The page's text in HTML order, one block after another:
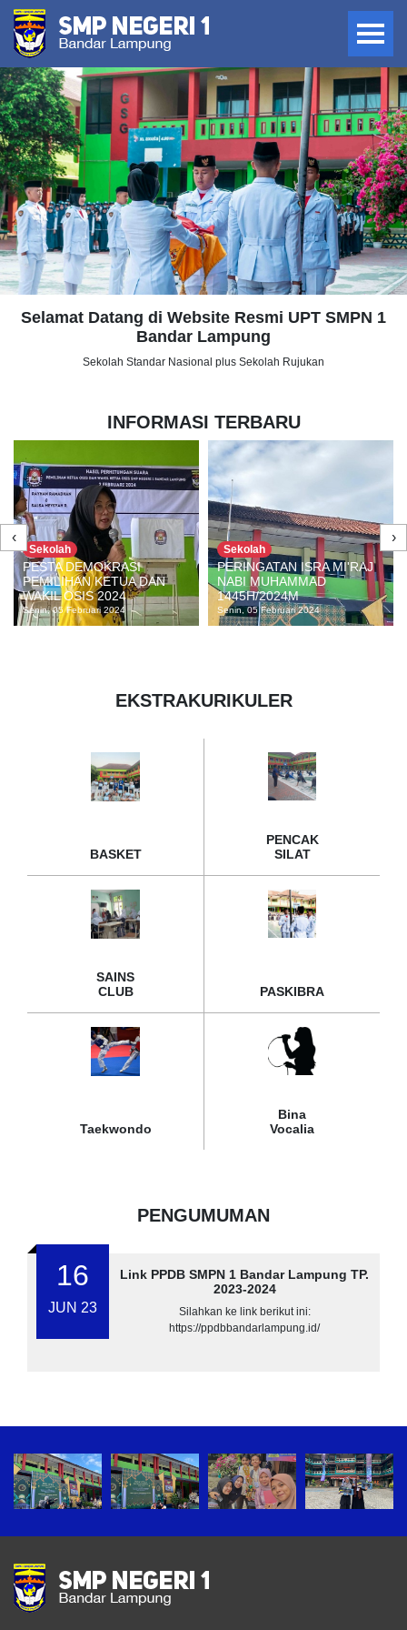
Selamat Datang di Website Resmi UPT SMPN 1
Bandar Lampung
Sekolah Standar Nasional plus Sekolah Rujukan
INFORMASI TERBARU
Sekolah
PERINGATAN ISRA MI'RAJ
NABI MUHAMMAD
1445H/2024M
Senin, 05 Februari 2024
Sekolah
PRESTASI MEDALI EMAS
ATLETIK TINGKAT
PROVINSI
Selasa, 30 Januari 2024
‹ ›
EKSTRAKURIKULER
BASKET
PENCAK
SILAT
SAINS
CLUB
PASKIBRA
Taekwondo
Bina
Vocalia
PENGUMUMAN
16
JUN 23
Link PPDB SMPN 1 Bandar Lampung TP.
2023-2024
Silahkan ke link berikut ini:
https://ppdbbandarlampung.id/